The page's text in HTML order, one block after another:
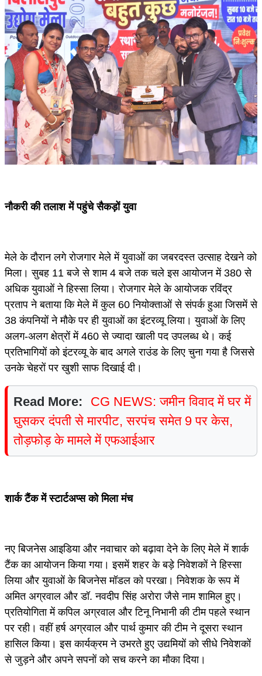
नौकरी की तलाश में पहुंचे सैकड़ों युवा
मेले के दौरान लगे रोजगार मेले में युवाओं का जबरदस्त उत्साह देखने को
मिला। सुबह 11 बजे से शाम 4 बजे तक चले इस आयोजन में 380 से
अधिक युवाओं ने हिस्सा लिया। रोजगार मेले के आयोजक रविंद्र
प्रताप ने बताया कि मेले में कुल 60 नियोक्ताओं से संपर्क हुआ जिसमें से
38 कंपनियों ने मौके पर ही युवाओं का इंटरव्यू लिया। युवाओं के लिए
अलग-अलग क्षेत्रों में 460 से ज्यादा खाली पद उपलब्ध थे। कई
प्रतिभागियों को इंटरव्यू के बाद अगले राउंड के लिए चुना गया है जिससे
उनके चेहरों पर खुशी साफ दिखाई दी।
Read More:
CG NEWS: जमीन विवाद में घर में
घुसकर दंपती से मारपीट, सरपंच समेत 9 पर केस,
तोड़फोड़ के मामले में एफआईआर
शार्क टैंक में स्टार्टअप्स को मिला मंच
नए बिजनेस आइडिया और नवाचार को बढ़ावा देने के लिए मेले में शार्क
टैंक का आयोजन किया गया। इसमें शहर के बड़े निवेशकों ने हिस्सा
लिया और युवाओं के बिजनेस मॉडल को परखा। निवेशक के रूप में
अमित अग्रवाल और डॉ. नवदीप सिंह अरोरा जैसे नाम शामिल हुए।
प्रतियोगिता में कपिल अग्रवाल और टिनू निभानी की टीम पहले स्थान
पर रही। वहीं हर्ष अग्रवाल और पार्थ कुमार की टीम ने दूसरा स्थान
हासिल किया। इस कार्यक्रम ने उभरते हुए उद्यमियों को सीधे निवेशकों
से जुड़ने और अपने सपनों को सच करने का मौका दिया।